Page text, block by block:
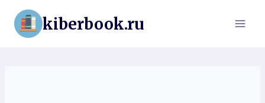
Перейти
содержимому
kiberbook.ru